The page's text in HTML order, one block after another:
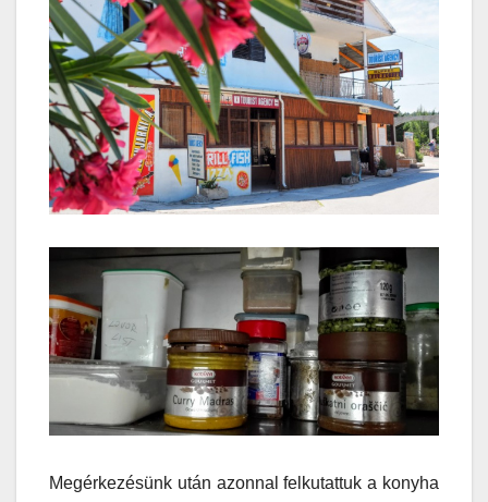
Megérkezésünk után azonnal felkutattuk a konyha